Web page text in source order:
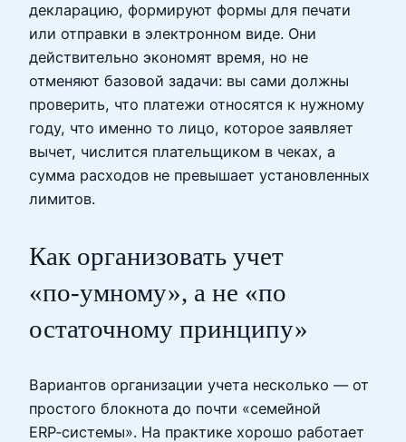
декларацию, формируют формы для печати
или отправки в электронном виде. Они
действительно экономят время, но не
отменяют базовой задачи: вы сами должны
проверить, что платежи относятся к нужному
году, что именно то лицо, которое заявляет
вычет, числится плательщиком в чеках, а
сумма расходов не превышает установленных
лимитов.
Как организовать учет
«по‑умному», а не «по
остаточному принципу»
Вариантов организации учета несколько — от
простого блокнота до почти «семейной
ERP‑системы». На практике хорошо работает